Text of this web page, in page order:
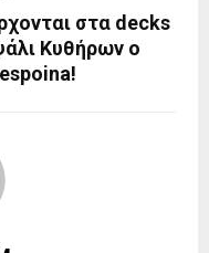
στα decks
Κυθήρων ο